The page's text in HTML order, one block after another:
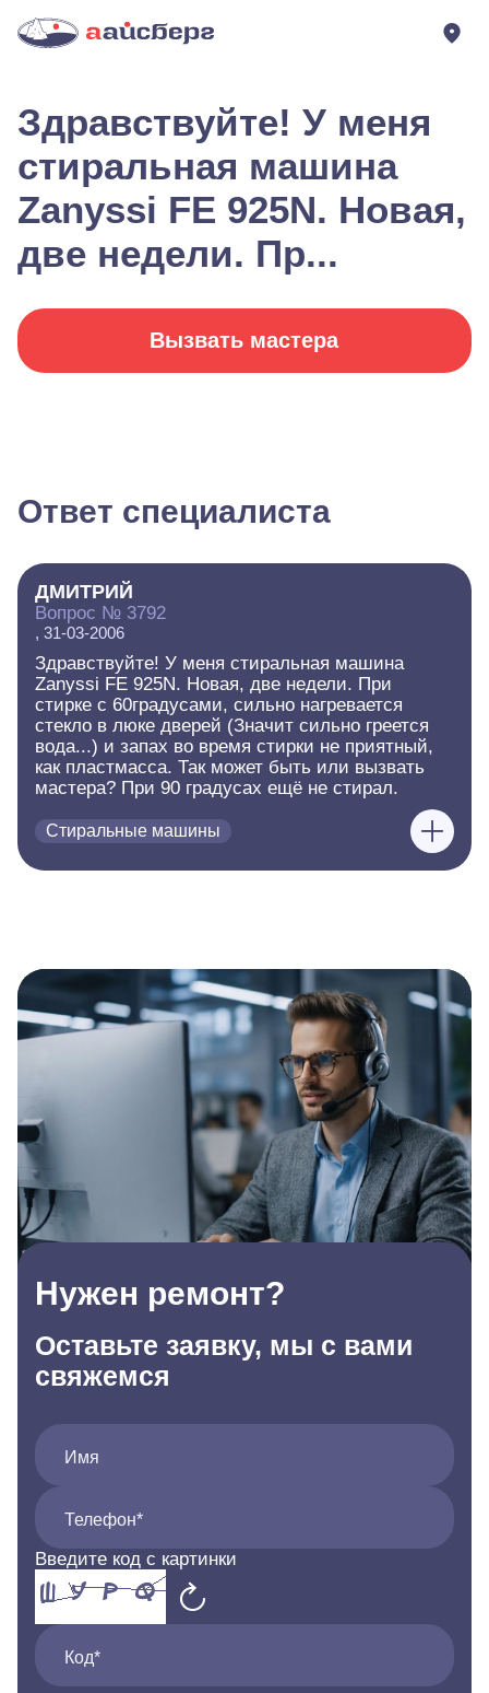
Здравствуйте! У меня
стиральная машина
Zanyssi FE 925N. Новая,
две недели. Пр...
Вызвать мастера
Ответ специалиста
ДМИТРИЙ
Вопрос № 3792
, 31-03-2006
Здравствуйте! У меня стиральная машина
Zanyssi FE 925N. Новая, две недели. При
стирке с 60градусами, сильно нагревается
стекло в люке дверей (Значит сильно греется
вода...) и запах во время стирки не приятный,
как пластмасса. Так может быть или вызвать
мастера? При 90 градусах ещё не стирал.
Стиральные машины
Нужен ремонт?
Оставьте заявку, мы с вами
свяжемся
Имя
Телефон*
Введите код с картинки
Код*